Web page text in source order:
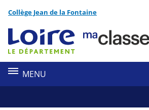
Menu de la rubrique
Contenu
Collège Jean de la Fontaine
MENU